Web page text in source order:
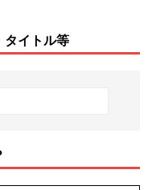
タイトル等